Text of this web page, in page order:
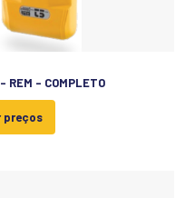
REM - COMPLETO
preços